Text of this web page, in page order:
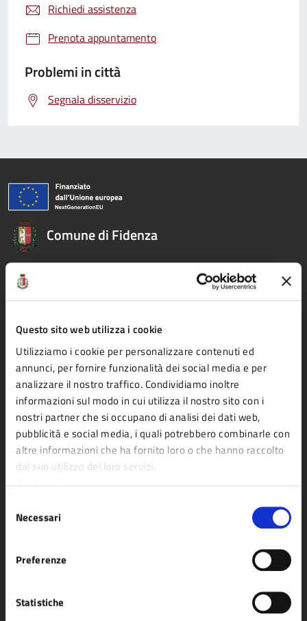
Questo sito web utilizza i cookie
Utilizziamo i cookie per personalizzare contenuti ed
annunci, per fornire funzionalità dei social media e per
analizzare il nostro traffico. Condividiamo inoltre
informazioni sul modo in cui utilizza il nostro sito con i
nostri partner che si occupano di analisi dei dati web,
pubblicità e social media, i quali potrebbero combinarle con
altre informazioni che ha fornito loro o che hanno raccolto
dal suo utilizzo dei loro servizi.
delNecessari
Preferenze
Statistiche
Richiedi assistenza
Prenota appuntamento
Problemi in città
Segnala disservizio
Comune di Fidenza
AMMINISTRAZIONE
Organi di governo
Aree amministrative
Uffici
Enti e fondazioni
Politici
Personale amministrativo
Documenti e dati
Agricoltura e pesca
Anagrafe e stato civile
Autorizzazioni
Imprese e commercio